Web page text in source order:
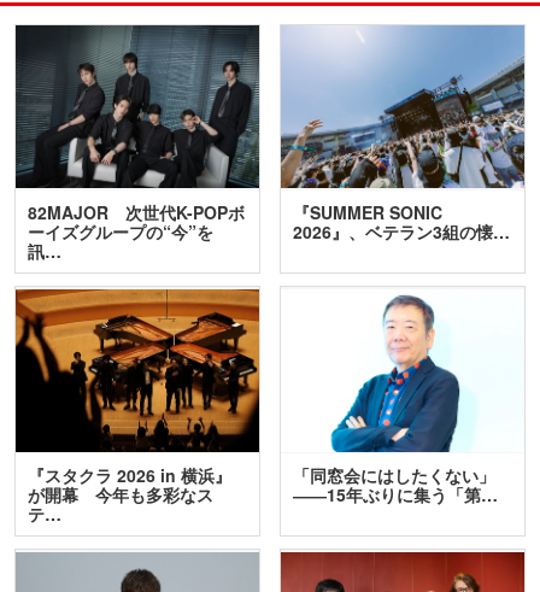
82MAJOR 次世代K-POPボ
ーイズグループの“今”を
訊…
『SUMMER SONIC
2026』、ベテラン3組の懐…
『スタクラ 2026 in 横浜』
が開幕 今年も多彩なス
テ…
「同窓会にはしたくない」
――15年ぶりに集う「第…